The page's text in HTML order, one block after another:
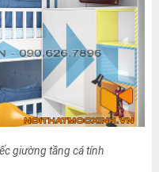
giường tầng cá tính